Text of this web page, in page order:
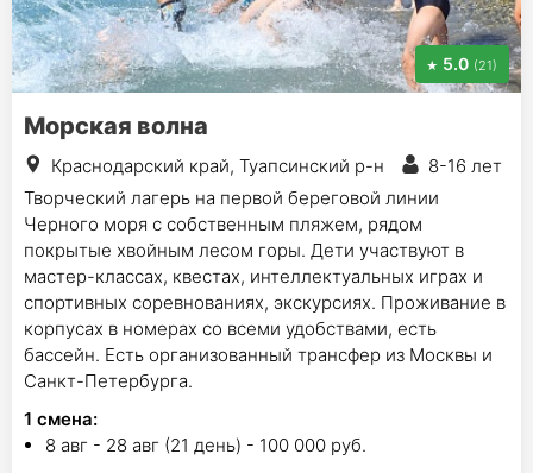
5.0 (21)
Морская волна
Краснодарский край, Туапсинский р-н
8-16 лет
Творческий лагерь на первой береговой линии
Черного моря с собственным пляжем, рядом
покрытые хвойным лесом горы. Дети участвуют в
мастер-классах, квестах, интеллектуальных играх и
спортивных соревнованиях, экскурсиях. Проживание в
корпусах в номерах со всеми удобствами, есть
бассейн. Есть организованный трансфер из Москвы и
Санкт-Петербурга.
1 смена:
8 авг - 28 авг (21 день) - 100 000 руб.